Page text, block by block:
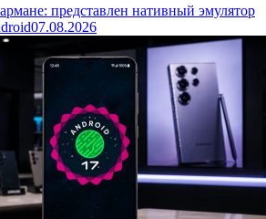
представлен нативный эмулятор
07.08.2026